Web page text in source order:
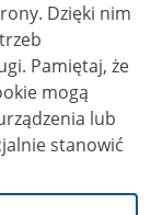
nim
że
mogą
lub
stanowić